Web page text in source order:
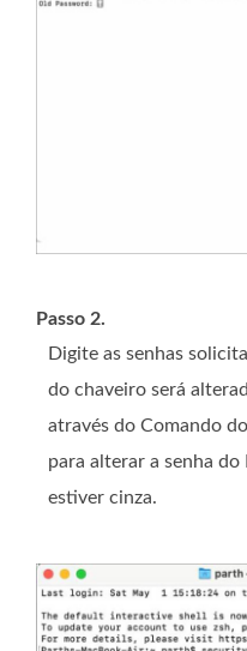
Passo 2.
Digite as senhas
do chaveiro será
através do Comando
para alterar a senha
estiver cinza.